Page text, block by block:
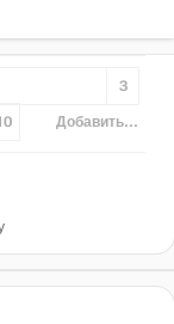
3
Добавить...